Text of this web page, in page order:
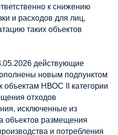
к снижению
и расходов для лиц,
таких объектов
действующие
новым подпунктом
объектам НВОС II категории
отходов
исключенные из
объектов размещения
и потребления